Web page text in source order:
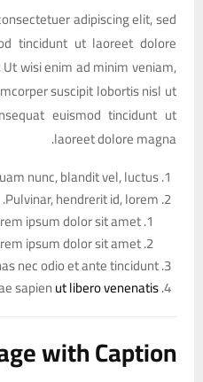
adipiscing elit, sed
tincidunt ut laoreet dolore
wisi enim ad minim veniam,
suscipit lobortis nisl ut
euismod tincidunt ut
laoreet dolore magna.
nunc, blandit vel, luctus
Pulvinar, hendrerit id, lorem.
ipsum dolor sit amet.
ipsum dolor sit amet.
nec odio et ante tincidunt
sapienut libero venenatis
with Caption